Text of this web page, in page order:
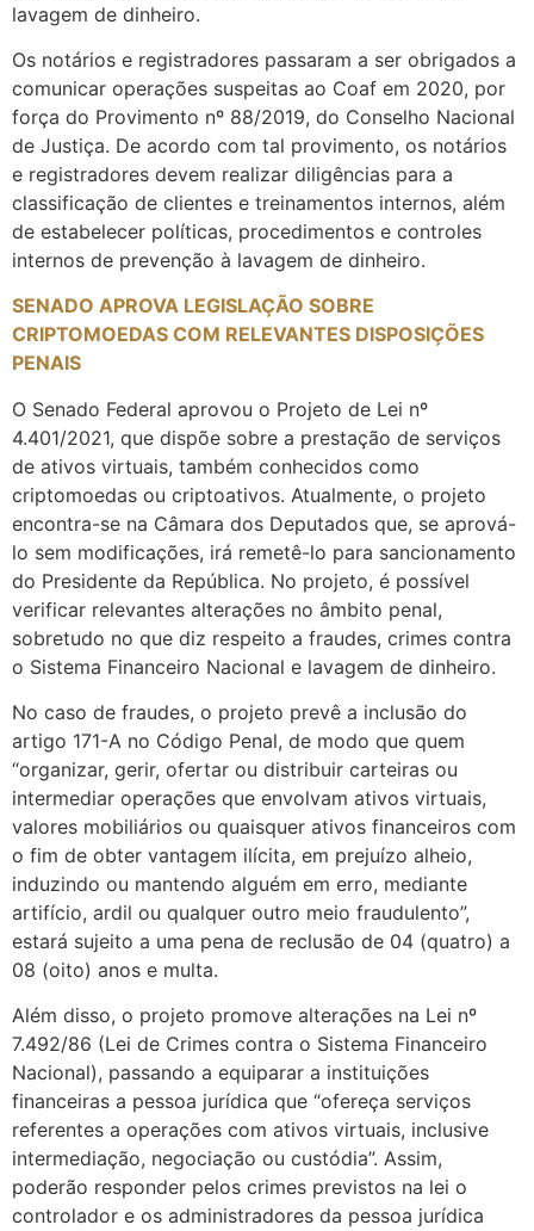
lavagem de dinheiro.
Os notários e registradores passaram a ser obrigados a
comunicar operações suspeitas ao Coaf em 2020, por
força do Provimento nº 88/2019, do Conselho Nacional
de Justiça. De acordo com tal provimento, os notários
e registradores devem realizar diligências para a
classificação de clientes e treinamentos internos, além
de estabelecer políticas, procedimentos e controles
internos de prevenção à lavagem de dinheiro.
SENADO APROVA LEGISLAÇÃO SOBRE
CRIPTOMOEDAS COM RELEVANTES DISPOSIÇÕES
PENAIS
O Senado Federal aprovou o Projeto de Lei nº
4.401/2021, que dispõe sobre a prestação de serviços
de ativos virtuais, também conhecidos como
criptomoedas ou criptoativos. Atualmente, o projeto
encontra-se na Câmara dos Deputados que, se aprová-
lo sem modificações, irá remetê-lo para sancionamento
do Presidente da República. No projeto, é possível
verificar relevantes alterações no âmbito penal,
sobretudo no que diz respeito a fraudes, crimes contra
o Sistema Financeiro Nacional e lavagem de dinheiro.
No caso de fraudes, o projeto prevê a inclusão do
artigo 171-A no Código Penal, de modo que quem
“organizar, gerir, ofertar ou distribuir carteiras ou
intermediar operações que envolvam ativos virtuais,
valores mobiliários ou quaisquer ativos financeiros com
o fim de obter vantagem ilícita, em prejuízo alheio,
induzindo ou mantendo alguém em erro, mediante
artifício, ardil ou qualquer outro meio fraudulento”,
estará sujeito a uma pena de reclusão de 04 (quatro) a
08 (oito) anos e multa.
Além disso, o projeto promove alterações na Lei nº
7.492/86 (Lei de Crimes contra o Sistema Financeiro
Nacional), passando a equiparar a instituições
financeiras a pessoa jurídica que “ofereça serviços
referentes a operações com ativos virtuais, inclusive
intermediação, negociação ou custódia”. Assim,
poderão responder pelos crimes previstos na lei o
controlador e os administradores da pessoa jurídica